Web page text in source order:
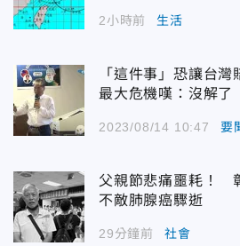
2小時前 生活
「這件事」恐讓台
最大危機嘆：沒解了
2023/08/14 10:47 要
父親節悲痛噩耗！
不敵肺腺癌驟逝
29分鐘前 社會